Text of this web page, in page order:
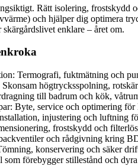
Rätt isolering, frostskydd
och hjälper dig optimera
enklare – året om.
Termografi, fuktmätning och
högtrycksspolning,
till badrum och kök,
Byte, service och optimering för
injustering och luftning
frostskydd och
och rådgivning kring
konservering och säker
förebygger stillestånd och